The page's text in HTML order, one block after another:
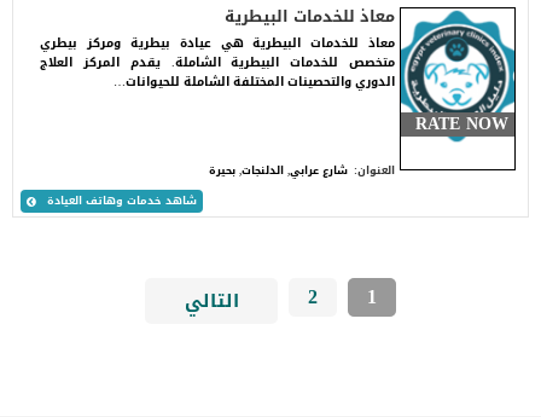
شاهد خدمات وهاتف العيادة
RATE NOW
معاذ للخدمات البيطرية
معاذ للخدمات البيطرية هي عيادة بيطرية ومركز بيطري
متخصص للخدمات البيطرية الشاملة. يقدم المركز العلاج
الدوري والتحصينات المختلفة الشاملة للحيوانات…
العنوان: شارع عرابي, الدلنجات, بحيرة
1
2 التالي